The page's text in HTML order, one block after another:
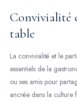
Convivialité
table
La convivialité et le
essentiels de la
ou ses amis pour
ancrée dans la culture